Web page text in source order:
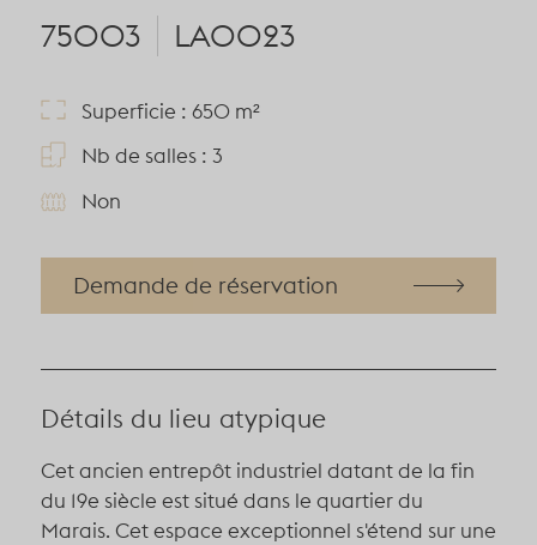
75003 LA0023
Superficie : 650 m²
Nb de salles : 3
Non
Demande de réservation
Détails du lieu atypique
Cetancien entrepôt industriel datant de la fin
du 19e siècle est situé dans le quartier du
Marais. Cet espace exceptionnel s'étend sur une